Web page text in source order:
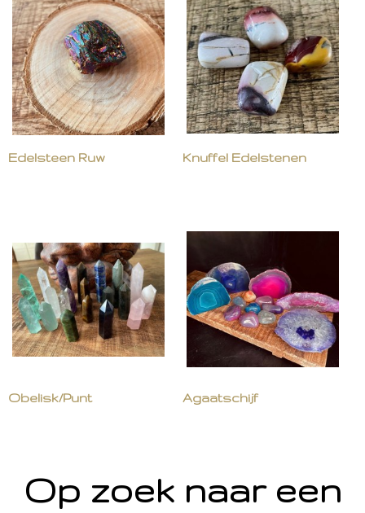
Edelsteen Ruw Knuffel Edelstenen
Obelisk/Punt Agaatschijf
Op zoek naar een